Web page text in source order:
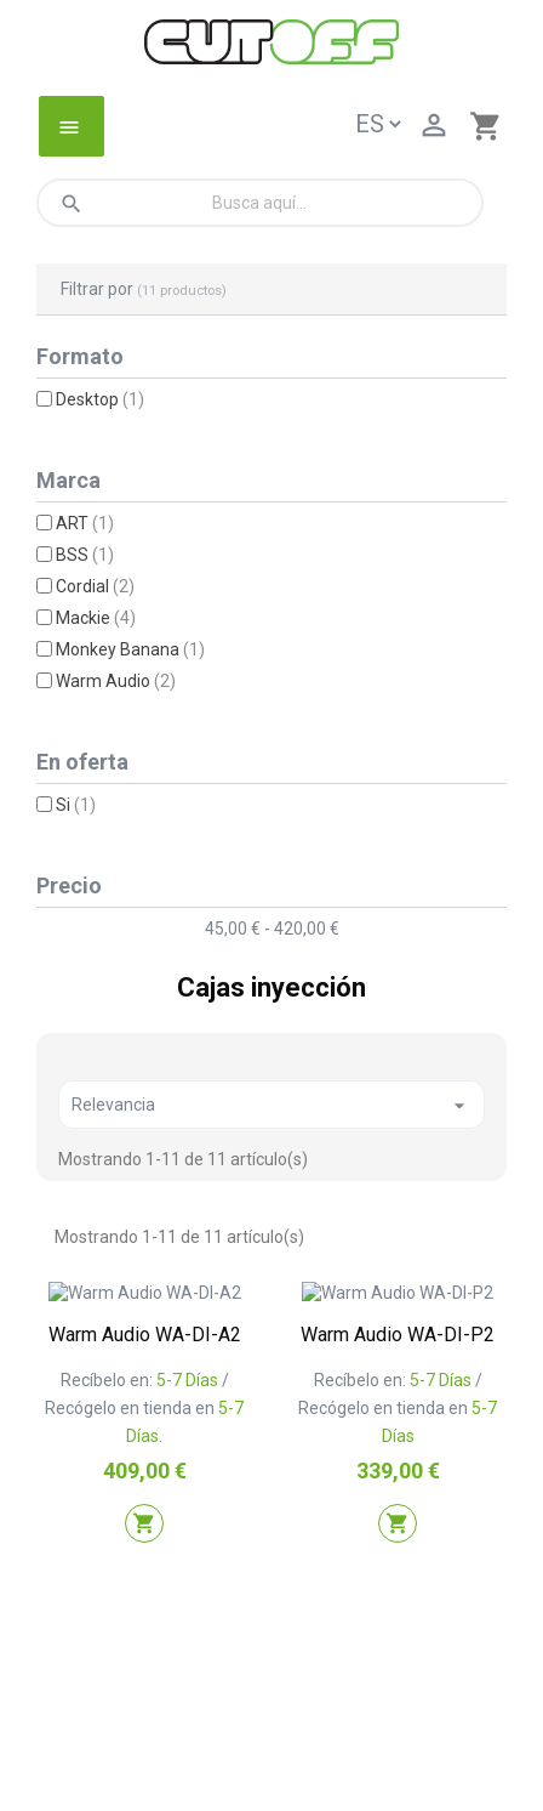
menu shopping_cart

search
Filtrar por (11 productos)
Formato
Desktop(1)
Marca
ART(1)
BSS(1)
Cordial(2)
Mackie(4)
Monkey Banana(1)
Warm Audio(2)
En oferta
Si(1)
Precio
45,00 € - 420,00 €
Cajas inyección
Relevancia 
Mostrando 1-11 de 11 artículo(s)
Mostrando 1-11 de 11 artículo(s)
Warm Audio WA-DI-A2
Recíbelo en: 5-7 Días /
Recógelo en tienda en 5-7
Días.
Precio
409,00 €
shopping_cart
Warm Audio WA-DI-P2
Recíbelo en: 5-7 Días /
Recógelo en tienda en 5-7
Días
Precio
339,00 €
shopping_cart